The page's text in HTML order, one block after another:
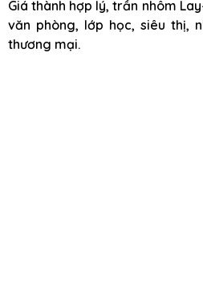
Giá thành hợp lý, trần nhôm
văn phòng, lớp học, siêu thị,
thương mại.